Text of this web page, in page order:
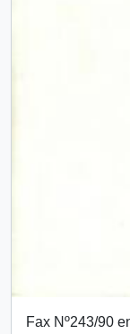
Fax Nº243/90